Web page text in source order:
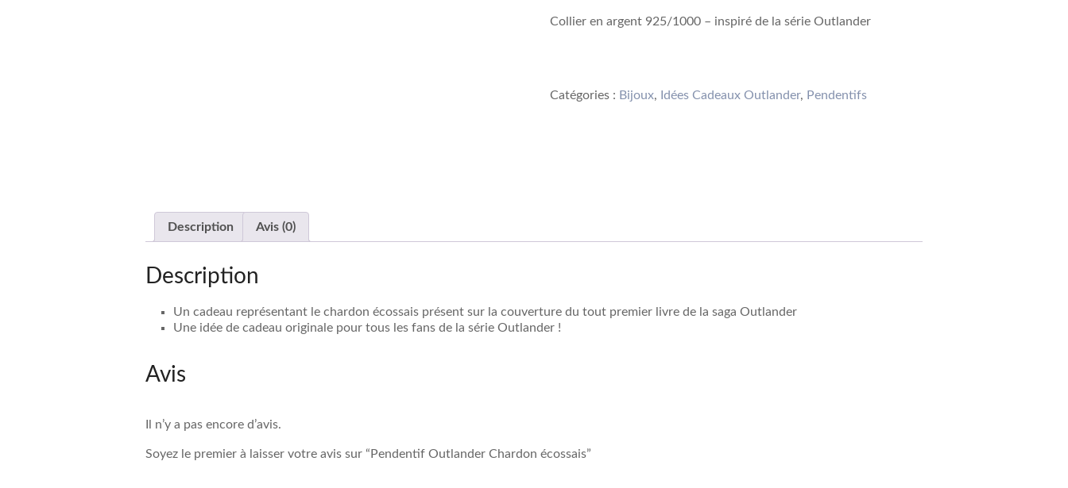
Collier en argent 925/1000 – inspiré de la série Outlander
Catégories : Bijoux, Idées Cadeaux Outlander, Pendentifs
Description Avis (0)
Description
Un cadeau représentant le chardon écossais présent sur la couverture du tout premier livre de la saga Outlander
Une idée de cadeau originale pour tous les fans de la série Outlander !
Avis
Il n’y a pas encore d’avis.
Soyez le premier à laisser votre avis sur “Pendentif Outlander Chardon écossais”